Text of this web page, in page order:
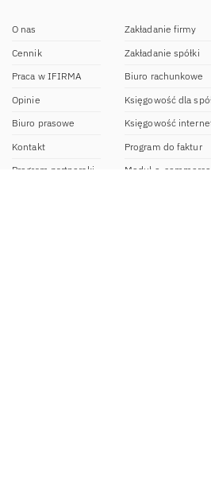
O nas
Cennik
Praca w IFIRMA
Opinie
Biuro prasowe
Kontakt
Program partnerski
Zakładanie firmy
Zakładanie spółki
Biuro rachunkowe
Księgowość dla
Księgowość
Program do faktur
Moduł e-commerce